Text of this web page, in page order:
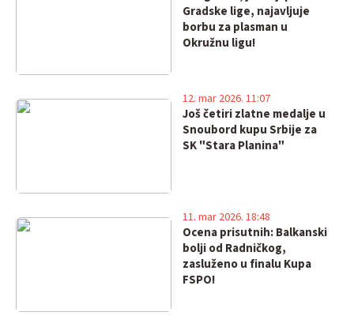
Gradske lige, najavljuje
borbu za plasman u
Okružnu ligu!
Još četiri zlatne medalje u
Snoubord kupu Srbije za
SK "Stara Planina"
12. mar 2026. 11:07
Ocena prisutnih: Balkanski
bolji od Radničkog,
zasluženo u finalu Kupa
FSPO!
11. mar 2026. 18:48